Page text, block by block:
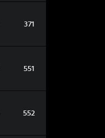
371
551
552